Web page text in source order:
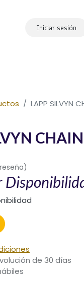
Iniciar sesión
LAPP SILVYN
de 30 días